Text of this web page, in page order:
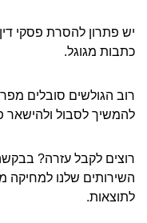
יש פתרון להסרת פסקי
כתבות מגוגל.
רוב הגולשים סובלים
להמשיך לסבול ולהישאר
רוצים לקבל עזרה? בבקשה,
השירותים שלנו למחיקה
לתוצאות.